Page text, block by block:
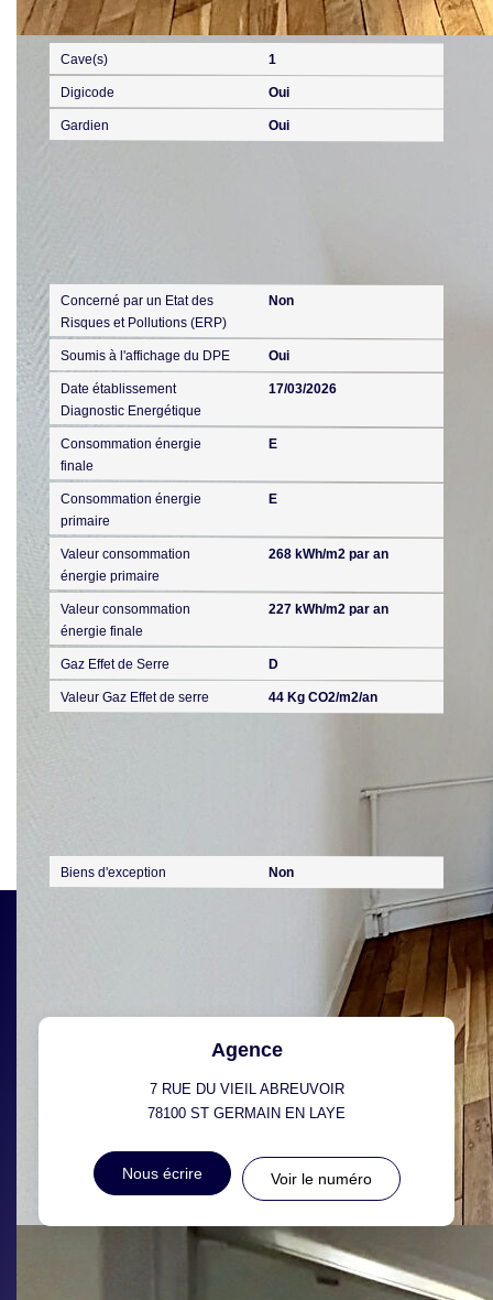
Autres
Cave(s) 1
Digicode Oui
Gardien Oui
Concerné par un Etat des
Risques et Pollutions (ERP)
Non
Soumis à l'affichage du DPE Oui
Date établissement
Diagnostic Energétique
17/03/2026
Consommation énergie
finale
E
Consommation énergie
primaire
E
Valeur consommation
énergie primaire
268 kWh/m2 par an
Valeur consommation
énergie finale
227 kWh/m2 par an
Gaz Effet de Serre D
Valeur Gaz Effet de serre 44 Kg CO2/m2/an
Biens d'exception Non
Agence
7 RUE DU VIEIL ABREUVOIR
78100 ST GERMAIN EN LAYE
Nous écrire Voir le numéro